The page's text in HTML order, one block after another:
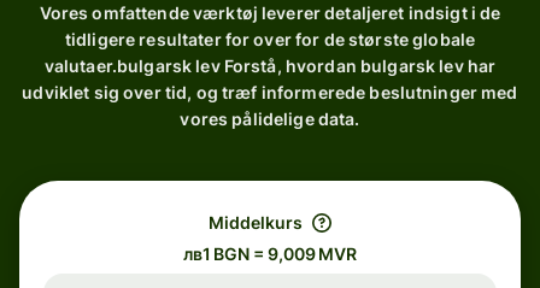
Vores omfattende værktøj leverer detaljeret indsigt i de
tidligere resultater for over for de største globale
valutaer.bulgarsk lev Forstå, hvordan bulgarsk lev har
udviklet sig over tid, og træf informerede beslutninger med
vores pålidelige data.
Middelkurs
лв1 BGN = 9,009 MVR